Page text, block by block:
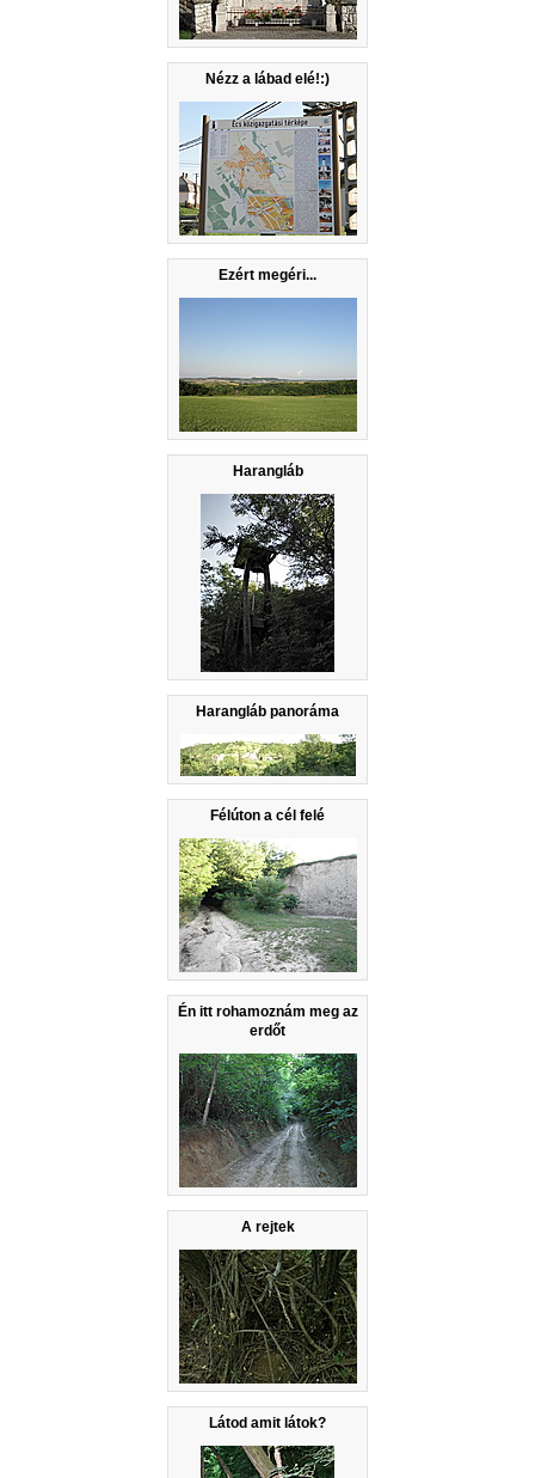
Nézz a lábad elé!:)
Ezért megéri...
Harangláb
Harangláb panoráma
Félúton a cél felé
Én itt rohamoznám meg az
erdőt
A rejtek
Látod amit látok?